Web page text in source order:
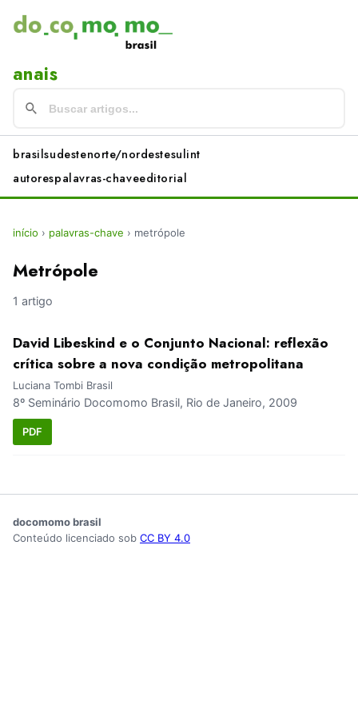
anais
brasilsudestenorte/nordestesulint
autorespalavras-chaveeditorial
início › palavras-chave › metrópole
Metrópole
1 artigo
David Libeskind e o Conjunto Nacional: reflexão
crítica sobre a nova condição metropolitana
Luciana Tombi Brasil
8º Seminário Docomomo Brasil, Rio de Janeiro, 2009
PDF
docomomo brasil
Conteúdo licenciado sob CC BY 4.0